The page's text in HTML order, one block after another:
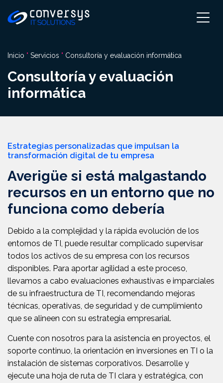
para
Inicio " Servicios " Consultoría y evaluación informática
Consultoría y evaluación
informática
Estrategias personalizadas que impulsan la
transformación digital de tu empresa
Averigüe si está malgastando
recursos en un entorno que no
funciona como debería
Debido a la complejidad y la rápida evolución de los
entornos de TI, puede resultar complicado supervisar
todos los activos de su empresa con los recursos
disponibles. Para aportar agilidad a este proceso,
llevamos a cabo evaluaciones exhaustivas e imparciales
de su infraestructura de TI, recomendando mejoras
técnicas, operativas, de seguridad y de cumplimiento
que se alineen con su estrategia empresarial.
Cuente con nosotros para la asistencia en proyectos, el
soporte continuo, la orientación en inversiones en TI o la
instalación de sistemas corporativos. Desarrolle y
ejecute una hoja de ruta de TI clara y estratégica, con